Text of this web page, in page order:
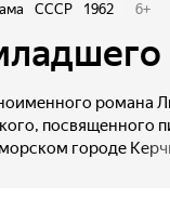
СССР 1962 6+
романа
посвященного
городе